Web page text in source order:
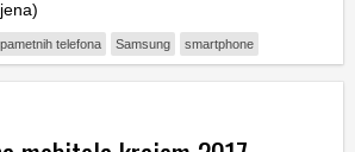
telefona Samsung smartphone